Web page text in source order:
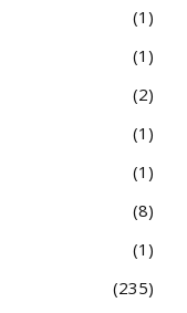
1
1
2
1
1
8
1
235